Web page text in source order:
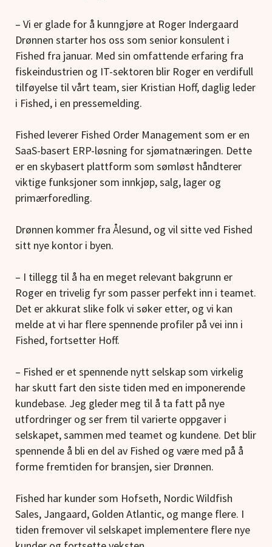
– Vi er glade for å kunngjøre at Roger Indergaard
Drønnen starter hos oss som senior konsulent i
Fished fra januar. Med sin omfattende erfaring fra
fiskeindustrien og IT-sektoren blir Roger en verdifull
tilføyelse til vårt team, sier Kristian Hoff, daglig leder
i Fished, i en pressemelding.
Fished leverer Fished Order Management som er en
SaaS-basert ERP-løsning for sjømatnæringen. Dette
er en skybasert plattform som sømløst håndterer
viktige funksjoner som innkjøp, salg, lager og
primærforedling.
Drønnen kommer fra Ålesund, og vil sitte ved Fished
sitt nye kontor i byen.
– I tillegg til å ha en meget relevant bakgrunn er
Roger en trivelig fyr som passer perfekt inn i teamet.
Det er akkurat slike folk vi søker etter, og vi kan
melde at vi har flere spennende profiler på vei inn i
Fished, fortsetter Hoff.
– Fished er et spennende nytt selskap som virkelig
har skutt fart den siste tiden med en imponerende
kundebase. Jeg gleder meg til å ta fatt på nye
utfordringer og ser frem til varierte oppgaver i
selskapet, sammen med teamet og kundene. Det blir
spennende å bli en del av Fished og være med på å
forme fremtiden for bransjen, sier Drønnen.
Fished har kunder som Hofseth, Nordic Wildfish
Sales, Jangaard, Golden Atlantic, og mange flere. I
tiden fremover vil selskapet implementere flere nye